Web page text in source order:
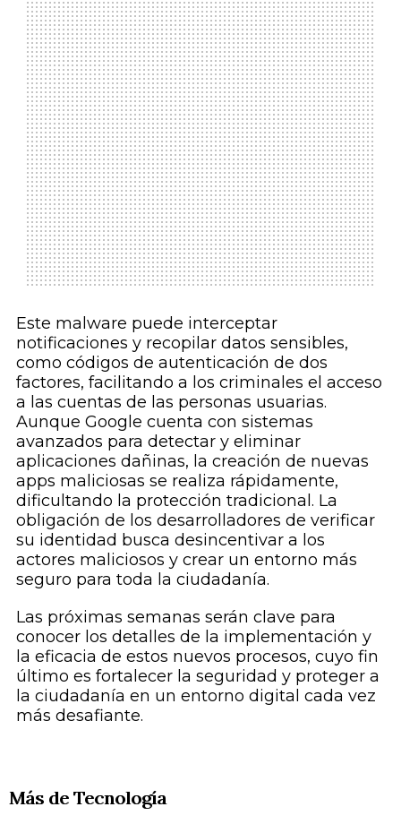
Este malware puede interceptar
notificaciones y recopilar datos sensibles,
como códigos de autenticación de dos
factores, facilitando a los criminales el acceso
a las cuentas de las personas usuarias.
Aunque Google cuenta con sistemas
avanzados para detectar y eliminar
aplicaciones dañinas, la creación de nuevas
apps maliciosas se realiza rápidamente,
dificultando la protección tradicional. La
obligación de los desarrolladores de verificar
su identidad busca desincentivar a los
actores maliciosos y crear un entorno más
seguro para toda la ciudadanía.
Las próximas semanas serán clave para
conocer los detalles de la implementación y
la eficacia de estos nuevos procesos, cuyo fin
último es fortalecer la seguridad y proteger a
la ciudadanía en un entorno digital cada vez
más desafiante.
Más de Tecnología